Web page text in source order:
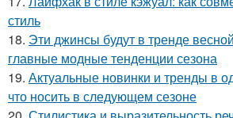
стиль
18. Эти джинсы будут в тренде
главные модные тенденции сезона
19. Актуальные новинки и тренды в
что носить в следующем сезоне